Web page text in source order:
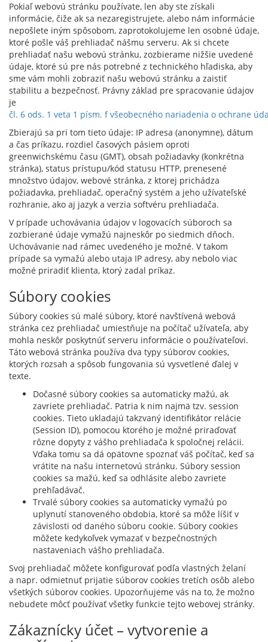
Pokiaľ webovú stránku používate, len aby ste získali
informácie, čiže ak sa nezaregistrujete, alebo nám informácie
nepošlete iným spôsobom, zaprotokolujeme len osobné údaje,
ktoré pošle váš prehliadač nášmu serveru. Ak si chcete
prehliadať našu webovú stránku, zozbierame nižšie uvedené
údaje, ktoré sú pre nás potrebné z technického hľadiska, aby
sme vám mohli zobraziť našu webovú stránku a zaistiť
stabilitu a bezpečnosť. Právny základ pre spracovanie údajov
je
čl. 6 ods. 1 veta 1 písm. f všeobecného nariadenia o ochrane
Zbierajú sa pri tom tieto údaje: IP adresa (anonymne), dátum
a čas príkazu, rozdiel časových pásiem oproti
greenwichskému času (GMT), obsah požiadavky (konkrétna
stránka), status prístupu/kód statusu HTTP, prenesené
množstvo údajov, webové stránka, z ktorej prichádza
požiadavka, prehliadač, operačný systém a jeho užívateľské
rozhranie, ako aj jazyk a verzia softvéru prehliadača.
V prípade uchovávania údajov v logovacích súboroch sa
zozbierané údaje vymažú najneskôr po siedmich dňoch.
Uchovávanie nad rámec uvedeného je možné. V takom
prípade sa vymažú alebo utaja IP adresy, aby nebolo viac
možné priradiť klienta, ktorý zadal príkaz.
Súbory cookies
Súbory cookies sú malé súbory, ktoré navštívená webová
stránka cez prehliadač umiestňuje na počítač užívateľa, aby
mohla neskôr poskytnúť serveru informácie o používateľovi.
Táto webová stránka používa dva typy súborov cookies,
ktorých rozsah a spôsob fungovania sú vysvetlené ďalej v
texte.
Dočasné súbory cookies sa automaticky mažú, ak
zavriete prehliadač. Patria k nim najmä tzv. session
cookies. Tieto ukladajú takzvaný identifikátor relácie
(Session ID), pomocou ktorého je možné priraďovať
rôzne dopyty z vášho prehliadača k spoločnej relácii.
Vďaka tomu sa dá opätovne spoznať váš počítač, keď sa
vrátite na našu internetovú stránku. Súbory session
cookies sa mažú, keď sa odhlásite alebo zavriete
prehľadávač.
Trvalé súbory cookies sa automaticky vymažú po
uplynutí stanoveného obdobia, ktoré sa môže líšiť v
závislosti od daného súboru cookie. Súbory cookies
môžete kedykoľvek vymazať v bezpečnostných
nastaveniach vášho prehliadača.
Svoj prehliadač môžete konfigurovať podľa vlastných želaní
a napr. odmietnuť prijatie súborov cookies tretích osôb alebo
všetkých súborov cookies. Upozorňujeme vás na to, že možno
nebudete môcť používať všetky funkcie tejto webovej stránky.
Zákaznícky účet – vytvorenie a